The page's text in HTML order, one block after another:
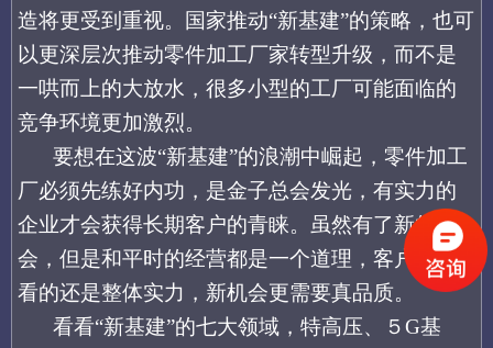
造将更受到重视。
国家推动“新基建”的策略，也可
以更深层次推动零件加工厂家转型升级，而不是
一哄而上的大放水，很多小型的工厂可能面临的
竞争环境更加激烈。
要想在这波“新基建”的浪潮中崛起，零件加工
厂必须先练好内功，是金子总会发光，有实力的
企业才会获得长期客户的青睐。虽然有了新的机
会，但是和平时的经营都是一个道理，客户最后
看的还是整体实力，新机会更需要真品质。
看看“新基建”的七大领域， 特高压、 ５G基